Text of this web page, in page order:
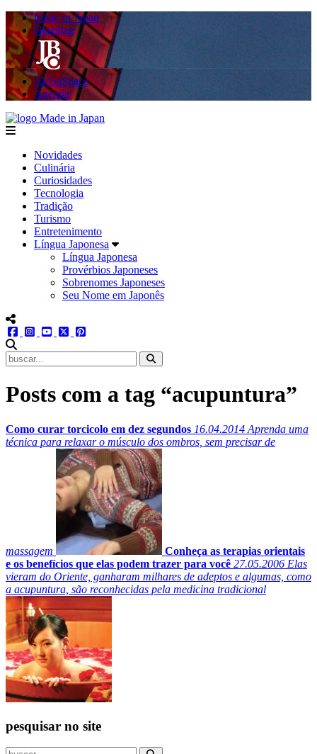
Made in Japan
Hashitag
AkibaSpace
Agenda
menu
Novidades
Culinária
Curiosidades
Tecnologia
Tradição
Turismo
Entretenimento
Língua Japonesa
Língua Japonesa
Provérbios Japoneses
Sobrenomes Japoneses
Seu Nome em Japonês
menu redes social
facebookinstagram
youtube
twitter
Posts com a tag “acupuntura”
Como curar torcicolo em dez segundos 16.04.2014 Aprenda uma
técnica para relaxar o músculo dos ombros, sem precisar de
massagem
Conheça as terapias orientais
e os benefícios que elas podem trazer para você 27.05.2006 Elas
vieram do Oriente, ganharam milhares de adeptos e algumas, como
a acupuntura, são reconhecidas pela medicina tradicional
pesquisar no site